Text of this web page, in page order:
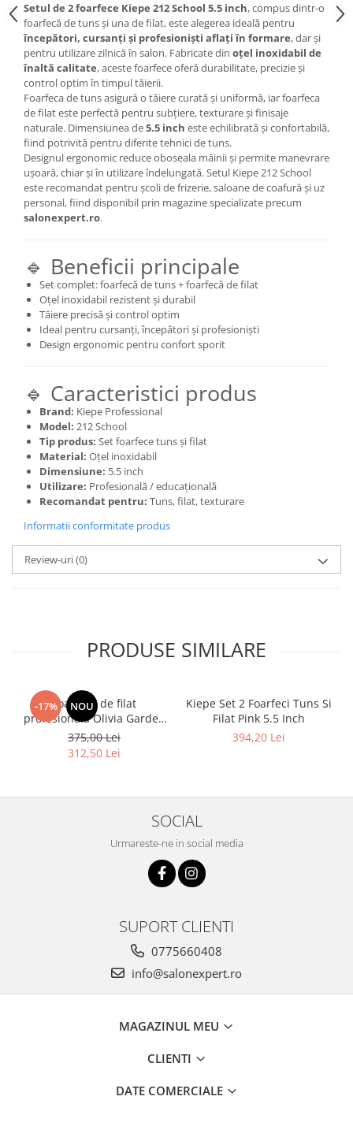
Setul de 2 foarfece Kiepe 212 School 5.5 inch, compus dintr-o
foarfecă de tuns și una de filat, este alegerea ideală pentru
începători, cursanți și profesioniști aflați în formare, dar și
pentru utilizare zilnică în salon. Fabricate din oțel inoxidabil de
înaltă calitate, aceste foarfece oferă durabilitate, precizie și
control optim în timpul tăierii.
Foarfeca de tuns asigură o tăiere curată și uniformă, iar foarfeca
de filat este perfectă pentru subțiere, texturare și finisaje
naturale. Dimensiunea de5.5 inch este echilibrată și confortabilă,
fiind potrivită pentru diferite tehnici de tuns.
Designul ergonomic reduce oboseala mâinii și permite manevrare
ușoară, chiar și în utilizare îndelungată. Setul Kiepe 212 School
este recomandat pentru școli de frizerie, saloane de coafură și uz
personal, fiind disponibil prin magazine specializate precum
salonexpert.ro.
🔹 Beneficii principale
Set complet: foarfecă de tuns + foarfecă de filat
Oțel inoxidabil rezistent și durabil
Tăiere precisă și control optim
Ideal pentru cursanți, începători și profesioniști
Design ergonomic pentru confort sporit
🔹 Caracteristici produs
Brand: Kiepe Professional
Model: 212 School
Tip produs: Set foarfece tuns și filat
Material: Oțel inoxidabil
Dimensiune: 5.5 inch
Utilizare: Profesională / educațională
Recomandat pentru: Tuns, filat, texturare
Informatii conformitate produs
Review-uri(0)
PRODUSE SIMILARE
-17% NOU
Foarfecă de filat
profesională Olivia Garden
SilkCut 6.35” din oțel
japonez, pentru subțiere și
texturare
375,00 Lei
312,50 Lei
Kiepe Set 2 Foarfeci Tuns Si
Filat Pink 5.5 Inch
394,20 Lei
SOCIAL
Urmareste-ne in social media
SUPORT CLIENTI
0775660408
info@salonexpert.ro
MAGAZINUL MEU
CLIENTI
DATE COMERCIALE